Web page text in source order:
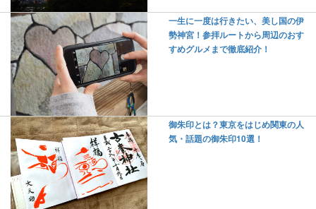
一生に一度は行きたい、美し国の伊
勢神宮！参拝ルートから周辺のおす
すめグルメまで徹底紹介！
御朱印とは？東京をはじめ関東の人
気・話題の御朱印10選！